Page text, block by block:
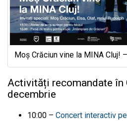
Moș Crăciun vine la MINA Cluj!
Activități recomandate în
decembrie
10:00 – Concert interactiv